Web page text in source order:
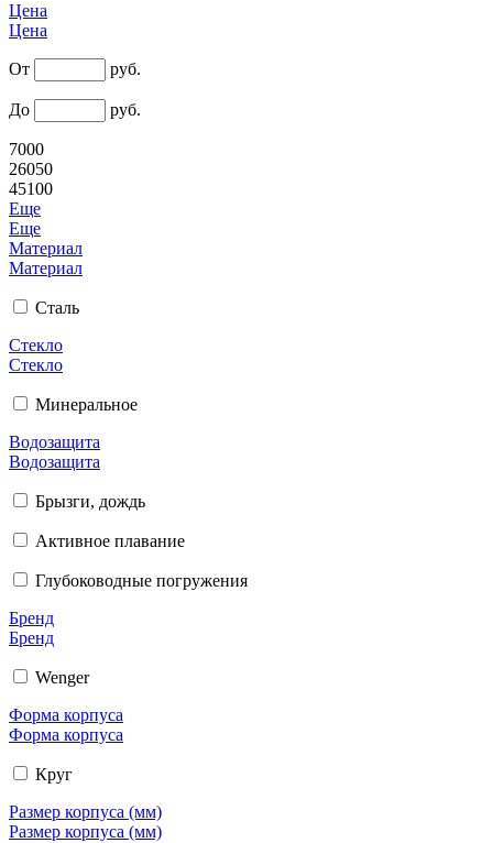
Цена
Цена
От руб.
До руб.
7000
26050
45100
Еще
Еще
Материал
Материал
Сталь
Стекло
Стекло
Минеральное
Водозащита
Водозащита
Брызги, дождь
Активное плавание
Глубоководные погружения
Бренд
Бренд
Wenger
Форма корпуса
Форма корпуса
Круг
Размер корпуса (мм)
Размер корпуса (мм)